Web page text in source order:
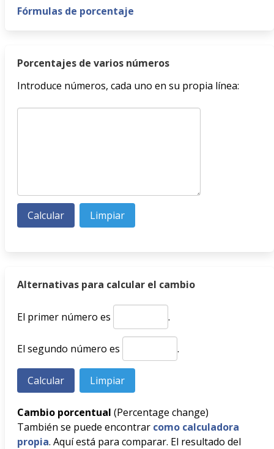
Fórmulas de porcentaje
Porcentajes de varios números
Introduce números, cada uno en su propia línea:
Alternativas para calcular el cambio
El primer número es .
El segundo número es .
Cambio porcentual (Percentage change)
También se puede encontrar como calculadora
propia. Aquí está para comparar. El resultado del